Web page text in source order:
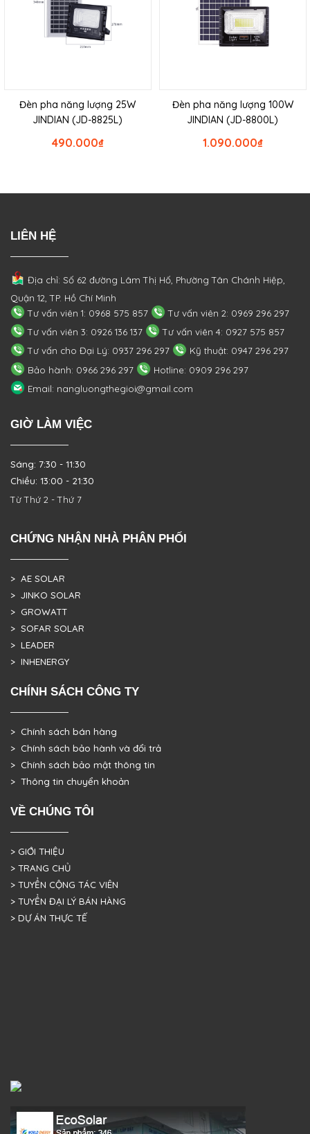
Đèn pha năng lượng 25W
JINDIAN (JD-8825L)
₫
490.000
Đèn pha năng lượng 100W
JINDIAN (JD-8800L)
₫
1.090.000
LIÊN HỆ
Địa chỉ: Số 62 đường Lâm Thị Hố, PhườngTân Chánh Hiệp,
Quận 12, TP. Hồ Chí Minh
Tư vấn viên 1: 0968 575 857
Tư vấn viên 2: 0969 296 297
Tư vấn viên 3: 0926 136 137
Tư vấn viên 4: 0927 575 857
Tư vấn cho Đại Lý: 0937 296 297
Kỹ thuật: 0947 296 297
Bảo hành: 0966 296 297
Hotline: 0909 296 297
Email: nangluongthegioi@gmail.com
GIỜ LÀM VIỆC
Sáng: 7:30 - 11:30
Chiều: 13:00 - 21:30
Từ Thứ 2 - Thứ 7
CHỨNG NHẬN NHÀ PHÂN PHỐI
> AE SOLAR
> JINKO SOLAR
> GROWATT
> SOFAR SOLAR
> LEADER
> INHENERGY
CHÍNH SÁCH CÔNG TY
> Chính sách bán hàng
> Chính sách bảo hành và đổi trả
> Chính sách bảo mật thông tin
> Thông tin chuyển khoản
VỀ CHÚNG TÔI
> GIỚI THIỆU
> TRANG CHỦ
> TUYỂN CỘNG TÁC VIÊN
> TUYỂN ĐẠI LÝ BÁN HÀNG
> DỰ ÁN THỰC TẾ